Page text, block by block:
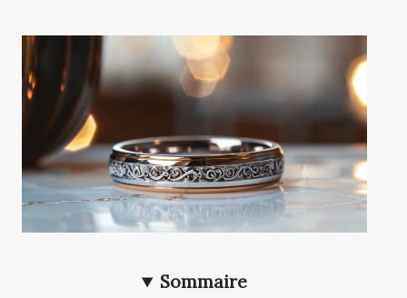
Sommaire